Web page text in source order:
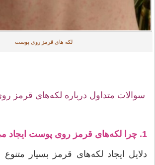
لکه های قرمز روی پوست
سوالات متداول درباره لکه‌های قرمز
1. چرا لکه‌های قرمز روی پوست ایجاد می‌شوند؟
دلایل ایجاد لکه‌های قرمز بسیار